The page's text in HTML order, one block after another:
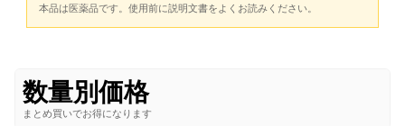
本品は医薬品です。使用前に説明文書をよくお読みください。
数量別価格
まとめ買いでお得になります